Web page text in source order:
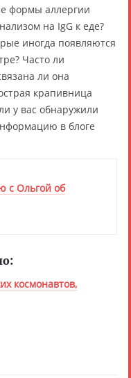
формы аллергии
на IgG к еде?
иногда появляются
Часто ли
ли она
крапивница
у вас обнаружили
в блоге
с Ольгой об
космонавтов,